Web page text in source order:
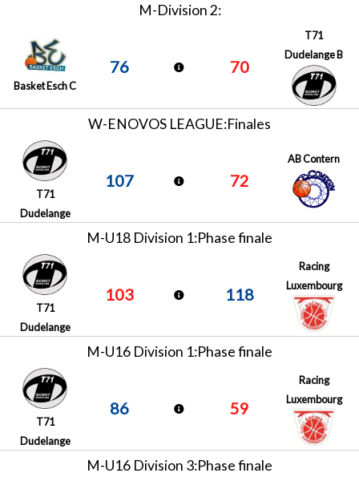
M-Division 2:
Basket Esch C
76 70
T71
Dudelange B
W-ENOVOS LEAGUE:Finales
T71
Dudelange
107 72
AB Contern
M-U18 Division 1:Phase finale
T71
Dudelange
103 118
Racing
Luxembourg
M-U16 Division 1:Phase finale
T71
Dudelange
86 59
Racing
Luxembourg
M-U16 Division 3:Phase finale